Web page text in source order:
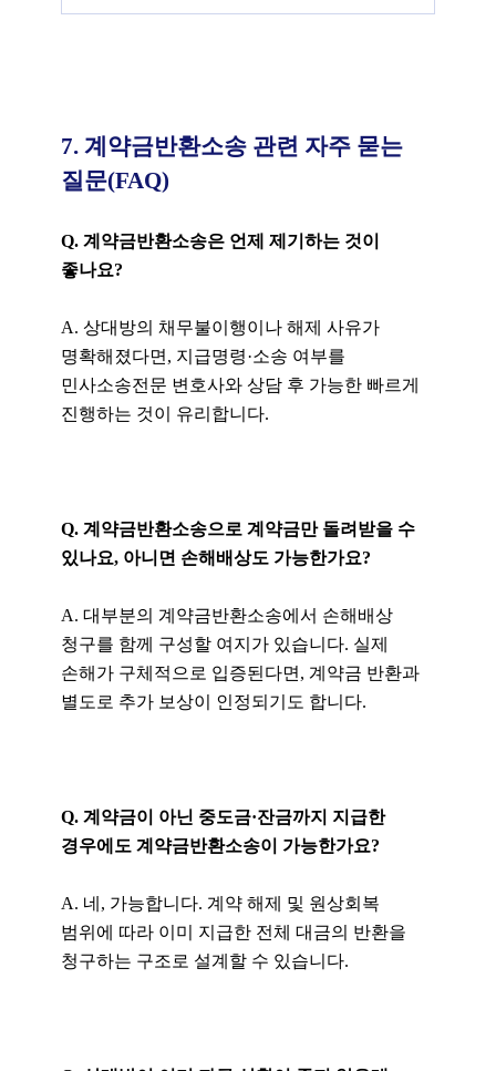
7. 계약금반환소송 관련 자주 묻는
질문(FAQ)
Q. 계약금반환소송은 언제 제기하는 것이
좋나요?
A. 상대방의 채무불이행이나 해제 사유가
명확해졌다면, 지급명령·소송 여부를
민사소송전문 변호사와 상담 후 가능한 빠르게
진행하는 것이 유리합니다.
Q. 계약금반환소송으로 계약금만 돌려받을 수
있나요, 아니면 손해배상도 가능한가요?
A. 대부분의 계약금반환소송에서 손해배상
청구를 함께 구성할 여지가 있습니다. 실제
손해가 구체적으로 입증된다면, 계약금 반환과
별도로 추가 보상이 인정되기도 합니다.
Q. 계약금이 아닌 중도금·잔금까지 지급한
경우에도 계약금반환소송이 가능한가요?
A. 네, 가능합니다. 계약 해제 및 원상회복
범위에 따라 이미 지급한 전체 대금의 반환을
청구하는 구조로 설계할 수 있습니다.